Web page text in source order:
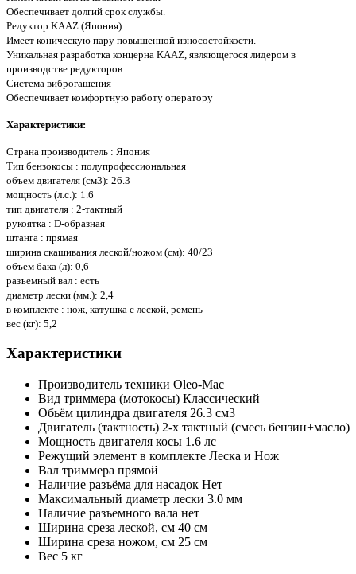
Обеспечивает долгий срок службы.
Редуктор KAAZ (Япония)
Имеет коническую пару повышенной износостойкости.
Уникальная разработка концерна KAAZ, являющегося лидером в
производстве редукторов.
Система виброгашения
Обеспечивает комфортную работу оператору
Характеристики:
Страна производитель : Япония
Тип бензокосы : полупрофессиональная
объем двигателя (см3): 26.3
мощность (л.с.): 1.6
тип двигателя : 2-тактный
рукоятка : D-образная
штанга : прямая
ширина скашивания леской/ножом (см): 40/23
объем бака (л): 0,6
разъемный вал : есть
диаметр лески (мм.): 2,4
в комплекте : нож, катушка с леской, ремень
вес (кг): 5,2
Характеристики
Производитель техники Oleo-Mac
Вид триммера (мотокосы) Классический
Обьём цилиндра двигателя 26.3 см3
Двигатель (тактность) 2-х тактный (смесь бензин+масло)
Мощность двигателя косы 1.6 лс
Режущий элемент в комплекте Леска и Нож
Вал триммера прямой
Наличие разъёма для насадок Нет
Максимальный диаметр лески 3.0 мм
Наличие разъемного вала нет
Ширина среза леской, см 40 см
Ширина среза ножом, см 25 см
Вес 5 кг